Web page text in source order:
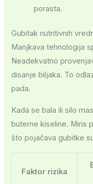
porasta.
Gubitak nutritivnih
Manjkava tehnologija
Neadekvatno
disanje biljaka. To
pada.
Kada se bala ili silo
buterne kiseline. Miris
što pojačava gubitke
Faktor rizika